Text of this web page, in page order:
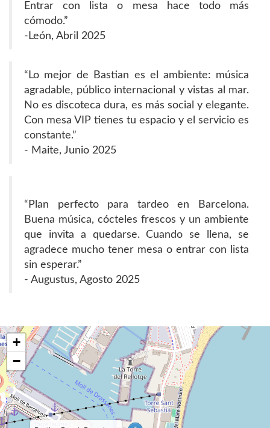
Entrar con lista o mesa hace todo más
cómodo.”
-León, Abril 2025
“Lo mejor de Bastian es el ambiente: música
agradable, público internacional y vistas al mar.
No es discoteca dura, es más social y elegante.
Con mesa VIP tienes tu espacio y el servicio es
constante.”
- Maite, Junio 2025
“Plan perfecto para tardeo en Barcelona.
Buena música, cócteles frescos y un ambiente
que invita a quedarse. Cuando se llena, se
agradece mucho tener mesa o entrar con lista
sin esperar.”
- Augustus, Agosto 2025